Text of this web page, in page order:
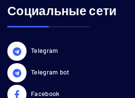
Социальные сети
Telegram
Telegram bot
Facebook